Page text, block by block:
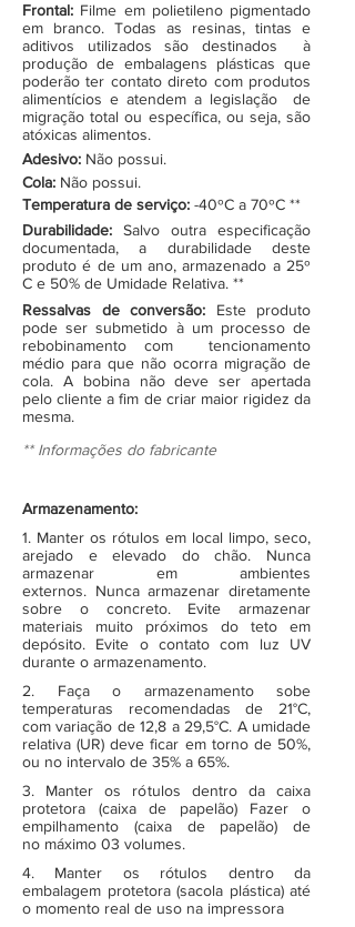
Frontal: Filme em polietileno pigmentado
em branco. Todas as resinas, tintas e
aditivos utilizados são destinados à
produção de embalagens plásticas que
poderão ter contato direto com produtos
alimentícios e atendem a legislação de
migração total ou específica, ou seja, são
atóxicas alimentos.
Adesivo: Não possui.
Cola: Não possui.
Temperatura de serviço: -40ºC a 70ºC **
Durabilidade: Salvo outra especificação
documentada, a durabilidade deste
produto é de um ano, armazenado a 25º
C e 50% de Umidade Relativa. **
Ressalvas de conversão: Este produto
pode ser submetido à um processo de
rebobinamento com tencionamento
médio para que não ocorra migração de
cola. A bobina não deve ser apertada
pelo cliente a fim de criar maior rigidez da
mesma.
** Informações do fabricante
Armazenamento:
1. Manter os rótulos em local limpo, seco,
arejado e elevado do chão. Nunca
armazenar em ambientes
externos. Nunca armazenar diretamente
sobre o concreto. Evite armazenar
materiais muito próximos do teto em
depósito. Evite o contato com luz UV
durante o armazenamento.
2. Faça o armazenamento sobe
temperaturas recomendadas de 21°C,
com variação de 12,8 a 29,5°C. A umidade
relativa (UR) deve ficar em torno de 50%,
ou no intervalo de 35% a 65%.
3. Manter os rótulos dentro da caixa
protetora (caixa de papelão) Fazer o
empilhamento (caixa de papelão) de
no máximo 03 volumes.
4. Manter os rótulos dentro da
embalagem protetora (sacola plástica) até
o momento real de uso na impressora